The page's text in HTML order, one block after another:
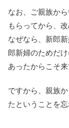
なお、ご親族か
もらってから、
なぜなら、新郎
郎新婦のためだ
あったからこそ来
ですから、親族
たということを